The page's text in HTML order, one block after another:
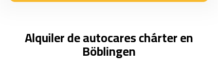
Alquiler de autocares chárter en
Böblingen